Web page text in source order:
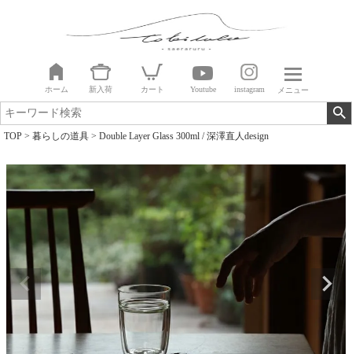
ホーム 新入荷 カート Youtube instagram メニュー
TOP 暮らしの道具 Double Layer Glass 300ml / 深澤直人design